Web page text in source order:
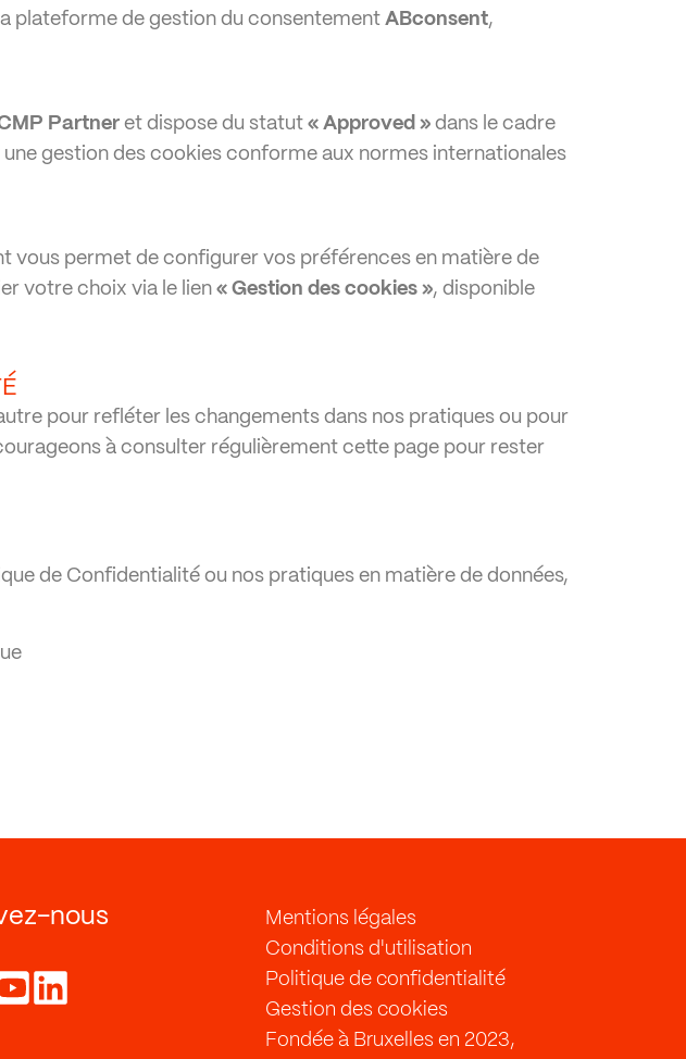
plateforme de gestion du consentement ABconsent,
Partner et dispose du statut « Approved » dans le cadre
une gestion des cookies conforme aux normes internationales
vous permet de configurer vos préférences en matière de
votre choix via le lien « Gestion des cookies », disponible
pour refléter les changements dans nos pratiques ou pour
à consulter régulièrement cette page pour rester
de Confidentialité ou nos pratiques en matière de données,
nous
Mentions légales
Conditions d'utilisation
Politique de confidentialité
Gestion des cookies
Fondée à Bruxelles en 2023,